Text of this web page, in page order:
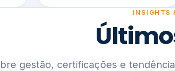
INSIGHTS
gestão, certificações e